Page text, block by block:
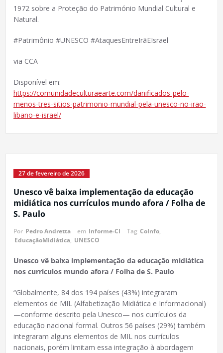
1972 sobre a Proteção do Património Mundial Cultural e
Natural.
#Patrimônio #UNESCO #AtaquesEntreIrãEIsrael
via CCA
Disponível em:
https://comunidadeculturaearte.com/danificados-pelo-
menos-tres-sitios-patrimonio-mundial-pela-unesco-no-irao-
libano-e-israel/
27 de fevereiro de 2026
Unesco vê baixa implementação da educação
midiática nos currículos mundo afora / Folha de
S. Paulo
Por Pedro Andretta em Informe-CI Tag CoInfo,
EducaçãoMidiática, UNESCO
Unesco vê baixa implementação da educação midiática
nos currículos mundo afora / Folha de S. Paulo
“Globalmente, 84 dos 194 países (43%) integraram
elementos de MIL (Alfabetização Midiática e Informacional)
—conforme descrito pela Unesco— nos currículos da
educação nacional formal. Outros 56 países (29%) também
integraram alguns elementos de MIL nos currículos
nacionais, porém limitam essa integração à abordagem